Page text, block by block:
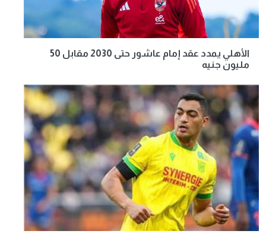
الأهلي يمدد عقد إمام عاشور حتى 2030 مقابل 50
مليون جنيه